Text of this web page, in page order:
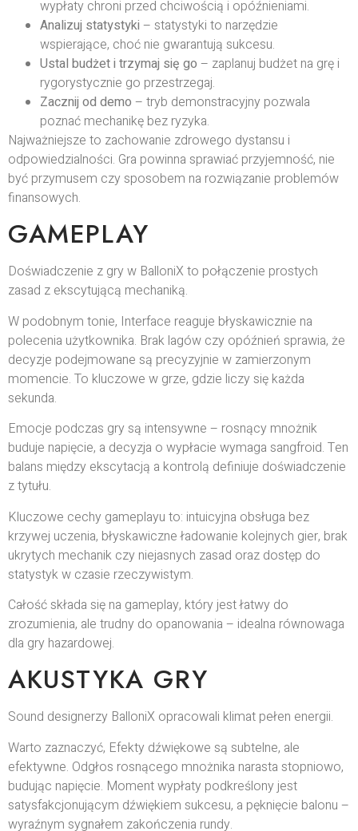
wypłaty chroni przed chciwością i opóźnieniami.
Analizuj statystyki – statystyki to narzędzie
wspierające, choć nie gwarantują sukcesu.
Ustal budżet i trzymaj się go – zaplanuj budżet na grę i
rygorystycznie go przestrzegaj.
Zacznij od demo – tryb demonstracyjny pozwala
poznać mechanikę bez ryzyka.
Najważniejsze to zachowanie zdrowego dystansu i
odpowiedzialności. Gra powinna sprawiać przyjemność, nie
być przymusem czy sposobem na rozwiązanie problemów
finansowych.
GAMEPLAY
Doświadczenie z gry w BalloniX to połączenie prostych
zasad z ekscytującą mechaniką.
W podobnym tonie, Interface reaguje błyskawicznie na
polecenia użytkownika. Brak lagów czy opóźnień sprawia, że
decyzje podejmowane są precyzyjnie w zamierzonym
momencie. To kluczowe w grze, gdzie liczy się każda
sekunda.
Emocje podczas gry są intensywne – rosnący mnożnik
buduje napięcie, a decyzja o wypłacie wymaga sangfroid. Ten
balans między ekscytacją a kontrolą definiuje doświadczenie
z tytułu.
Kluczowe cechy gameplayu to: intuicyjna obsługa bez
krzywej uczenia, błyskawiczne ładowanie kolejnych gier, brak
ukrytych mechanik czy niejasnych zasad oraz dostęp do
statystyk w czasie rzeczywistym.
Całość składa się na gameplay, który jest łatwy do
zrozumienia, ale trudny do opanowania – idealna równowaga
dla gry hazardowej.
AKUSTYKA GRY
Sound designerzy BalloniX opracowali klimat pełen energii.
Warto zaznaczyć, Efekty dźwiękowe są subtelne, ale
efektywne. Odgłos rosnącego mnożnika narasta stopniowo,
budując napięcie. Moment wypłaty podkreślony jest
satysfakcjonującym dźwiękiem sukcesu, a pęknięcie balonu –
wyraźnym sygnałem zakończenia rundy.